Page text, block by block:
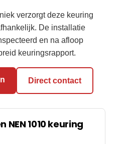
verzorgt deze keuring
De installatie
en na afloop
keuringsrapport.
Direct contact
NEN 1010 keuring